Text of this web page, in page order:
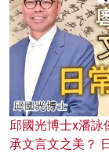
邱國光博士x潘詠
承文言文之美？